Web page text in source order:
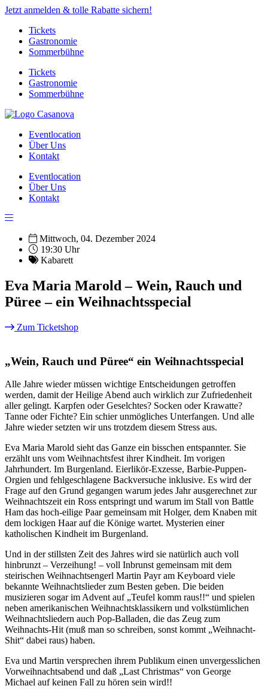
Jetzt anmelden & tolle Rabatte sichern!
Tickets
Gastronomie
Sommerbühne
Tickets
Gastronomie
Sommerbühne
Eventlocation
Über Uns
Kontakt
Eventlocation
Über Uns
Kontakt
Mittwoch, 04. Dezember 2024
19:30 Uhr
Kabarett
Eva Maria Marold – Wein, Rauch und
Püree – ein Weihnachtsspecial
Zum Ticketshop
„Wein, Rauch und Püree“ ein Weihnachtsspecial
Alle Jahre wieder müssen wichtige Entscheidungen getroffen
werden, damit der Heilige Abend auch wirklich zur Zufriedenheit
aller gelingt. Karpfen oder Geselchtes? Socken oder Krawatte?
Tanne oder Fichte? Ein schier unmögliches Unterfangen. Und alle
Jahre wieder setzten wir uns trotzdem diesem Stress aus.
Eva Maria Marold sieht das Ganze ein bisschen entspannter. Sie
erzählt uns vom Weihnachtsfest ihrer Kindheit. Im vorigen
Jahrhundert. Im Burgenland. Eierlikör-Exzesse, Barbie-Puppen-
Orgien und fehlgeschlagene Backversuche inklusive. Es wird der
Frage auf den Grund gegangen warum jedes Jahr ausgerechnet zur
Weihnachtszeit ein Ross entspringt und warum im Stall von Battle
Ham das hoch-eilige Paar gemeinsam mit Holger, dem Knaben mit
dem lockigen Haar auf die Könige wartet. Mysterien einer
katholischen Kindheit im Burgenland.
Und in der stillsten Zeit des Jahres wird sie natürlich auch voll
hinbrunzt – Verzeihung! – voll Inbrunst gemeinsam mit dem
steirischen Weihnachtsengerl Martin Payr am Keyboard viele
bekannte Weihnachtslieder zum Besten geben. Die beiden
musizieren sogar im Advent auf „Teufel komm raus!!“ und spielen
neben amerikanischen Weihnachtsklassikern und volkstümlichen
Weihnachtsliedern auch Pop-Balladen, die das Zeug zum
Weihnachts-Hit (muß man so schreiben, sonst kommt „Weihnacht-
Shit“ dabei raus) haben.
Eva und Martin versprechen ihrem Publikum einen unvergesslichen
Vorweihnachtsabend und daß „Last Christmas“ von George
Michael auf keinen Fall zu hören sein wird!!